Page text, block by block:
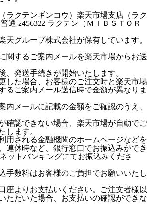
ラクテンギンコウ）楽天市場支店（ラク
通 2456322 ラクテン（ＭＩＢＳＴＯＲ
天グループ株式会社が保有しています。
関するご案内メールを楽天市場からお送
、発送手続きが開始いたします。
した場合、お客様のご注文時と楽天市場
るご案内メール送信時で金額が異なりま
内メールに記載の金額をご確認のうえ、
確認できない場合、楽天市場が自動でご
します。
用される金融機関のホームページなどを
連休時など、銀行窓口でお振込みができ
ットバンキングにてお振込みくださ
手数料はお客様のご負担でお願いいたし
座よりお支払いください。ご注文者様以
ただいた場合、お支払いの確認ができな